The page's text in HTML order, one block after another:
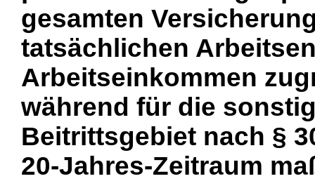
gesamten
tatsächlichen
Arbeitseinkommen
während für die
Beitrittsgebiet nach §
20-Jahres-Zeitraum